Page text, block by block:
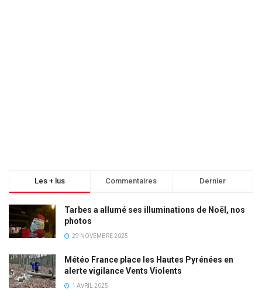
Les + lus Commentaires Dernier
Tarbes a allumé ses illuminations de Noël, nos
photos
29 NOVEMBRE 2025
Météo France place les Hautes Pyrénées en
alerte vigilance Vents Violents
1 AVRIL 2025